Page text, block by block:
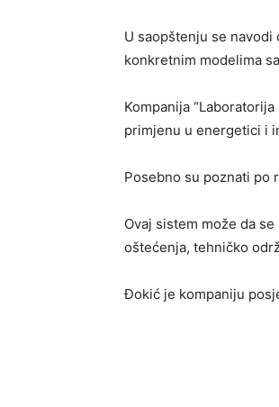
U saopštenju se
konkretnim modelima
Kompanija
primjenu u energetici i
Posebno su poznati po
Ovaj sistem može da
oštećenja, tehničko
Đokić je kompaniju